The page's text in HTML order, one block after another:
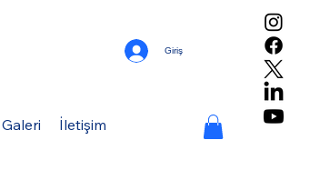
Giriş
Galeri İletişim